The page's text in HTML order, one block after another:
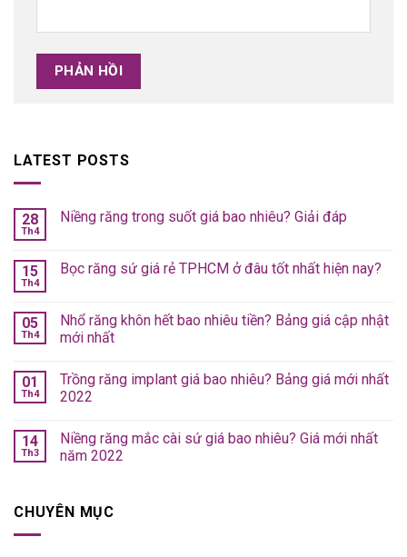
LATEST POSTS
28
Th4
Niềng răng trong suốt giá bao nhiêu? Giải đáp
15
Th4
Bọc răng sứ giá rẻ TPHCM ở đâu tốt nhất hiện nay?
05
Th4
Nhổ răng khôn hết bao nhiêu tiền? Bảng giá cập nhật
mới nhất
01
Th4
Trồng răng implant giá bao nhiêu? Bảng giá mới nhất
2022
14
Th3
Niềng răng mắc cài sứ giá bao nhiêu? Giá mới nhất
năm 2022
CHUYÊN MỤC